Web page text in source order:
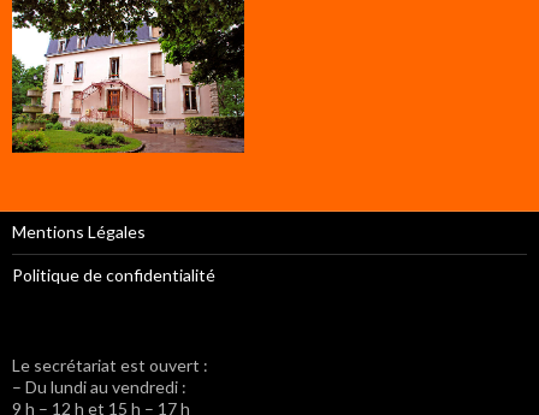
Mentions Légales
Politique de confidentialité
Le secrétariat est ouvert :
– Du lundi au vendredi :
9 h – 12 h et 15 h – 17 h